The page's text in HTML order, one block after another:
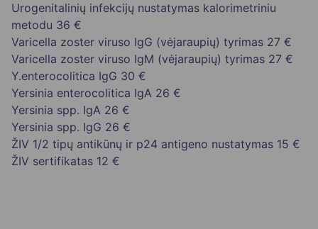
Urogenitalinių infekcijų nustatymas kalorimetriniu
metodu 36 €
Varicella zoster viruso IgG (vėjaraupių) tyrimas 27 €
Varicella zoster viruso IgM (vėjaraupių) tyrimas 27 €
Y.enterocolitica IgG 30 €
Yersinia enterocolitica IgA 26 €
Yersinia spp. IgA 26 €
Yersinia spp. IgG 26 €
ŽIV 1/2 tipų antikūnų ir p24 antigeno nustatymas 15 €
ŽIV sertifikatas 12 €